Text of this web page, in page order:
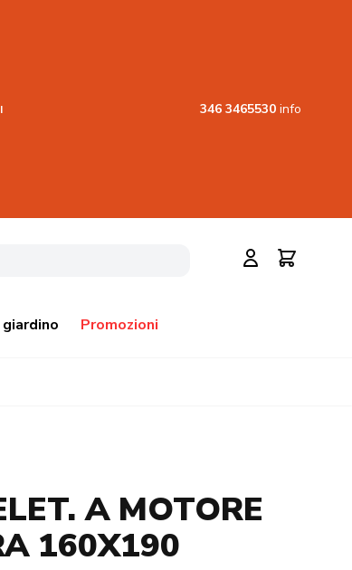
346 3465530 info
Carrello
Promozioni
A MOTORE
160X190